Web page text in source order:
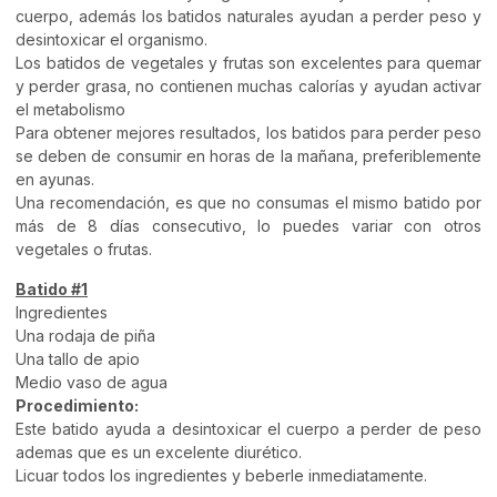
cuerpo, además los batidos naturales ayudan a perder peso y
desintoxicar el organismo.
Los batidos de vegetales y frutas son excelentes para quemar
y perder grasa, no contienen muchas calorías y ayudan activar
el metabolismo
Para obtener mejores resultados, los batidos para perder peso
se deben de consumir en horas de la mañana, preferiblemente
en ayunas.
Una recomendación, es que no consumas el mismo batido por
más de 8 días consecutivo, lo puedes variar con otros
vegetales o frutas.
Batido #1
Ingredientes
Una rodaja de piña
Una tallo de apio
Medio vaso de agua
Procedimiento:
Este batido ayuda a desintoxicar el cuerpo a perder de peso
ademas que es un excelente diurético.
Licuar todos los ingredientes y beberle inmediatamente.